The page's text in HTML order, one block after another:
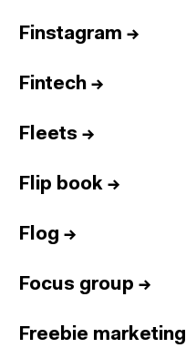
Finstagram →
Fintech →
Fleets →
Flip book →
Flog →
Focus group →
Freebie marketing